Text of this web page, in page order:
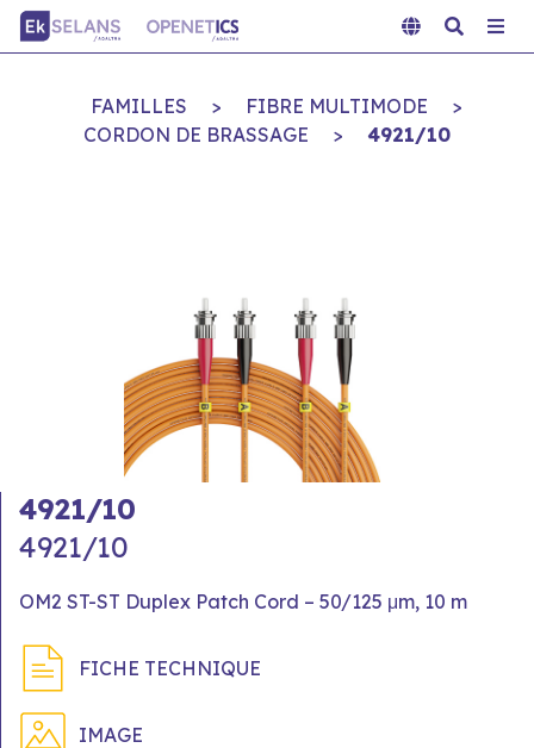
FAMILLES > FIBRE MULTIMODE
>
CORDON DE BRASSAGE
> 4921/10
4921/10
4921/10
OM2 ST-ST Duplex Patch Cord – 50/125 μm, 10 m
FICHE TECHNIQUE
IMAGE